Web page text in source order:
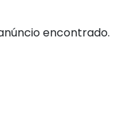
encontrado.